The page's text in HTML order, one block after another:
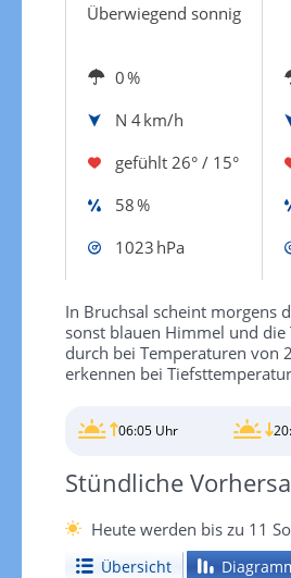
Überwiegend sonnig
0 %
N 4 km/h
gefühlt 26° / 15°
58 %
1023 hPa
In Bruchsal scheint morgens
sonst blauen Himmel und die
durch bei Temperaturen von
erkennen bei
06:05 Uhr
Stündliche
Heute werden bis zu 11
Übersicht